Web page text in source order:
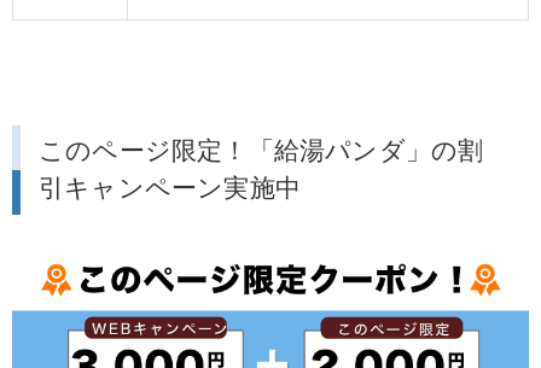
このページ限定！「給湯パンダ」の割
引キャンペーン実施中